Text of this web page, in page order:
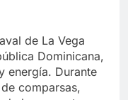
de La Vega
Dominicana,
energía. Durante
comparsas,